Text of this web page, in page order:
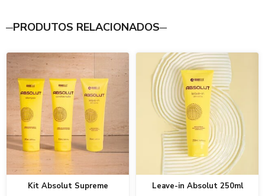
PRODUTOS RELACIONADOS
Kit Absolut Supreme Leave-in Absolut 250ml